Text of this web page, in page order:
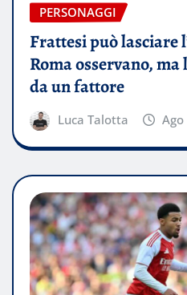
PERSONAGGI
Frattesi può lasciare
Roma osservano,
da un fattore
Luca Talotta